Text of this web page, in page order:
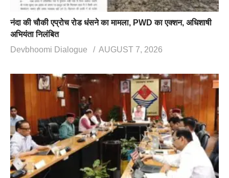
नंदा की चौकी एप्रोच रोड धंसने का मामला, PWD का एक्शन, अधिशाषी
अभियंता निलंबित
Devbhoomi Dialogue
AUGUST 7, 2026